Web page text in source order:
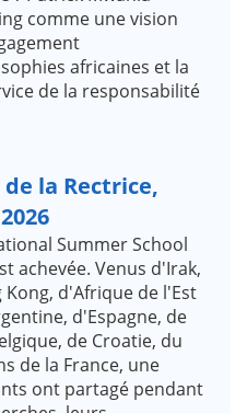
comme une vision
africaines et la
de la responsabilité
la Rectrice,
Summer School
achevée. Venus d'Irak,
Kong, d'Afrique de l'Est
d'Espagne, de
de Croatie, du
de la France, une
ont partagé pendant